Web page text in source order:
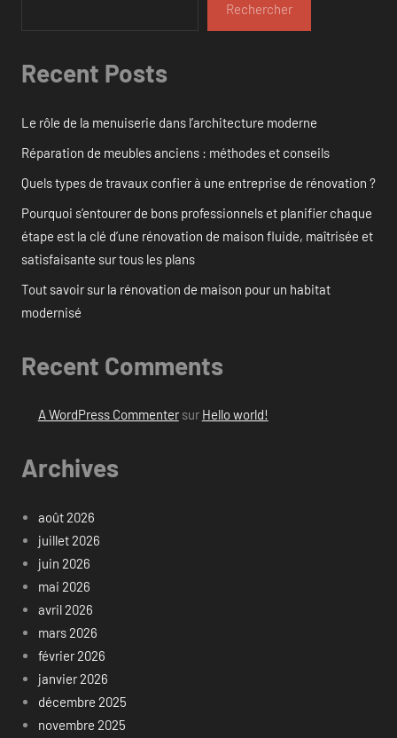
Rechercher
Recent Posts
Le rôle de la menuiserie dans l’architecture moderne
Réparation de meubles anciens : méthodes et conseils
Quels types de travaux confier à une entreprise de rénovation ?
Pourquoi s’entourer de bons professionnels et planifier chaque
étape est la clé d’une rénovation de maison fluide, maîtrisée et
satisfaisante sur tous les plans
Tout savoir sur la rénovation de maison pour un habitat
modernisé
Recent Comments
A WordPress Commentersur Hello world!
Archives
août 2026
juillet 2026
juin 2026
mai 2026
avril 2026
mars 2026
février 2026
janvier 2026
décembre 2025
novembre 2025